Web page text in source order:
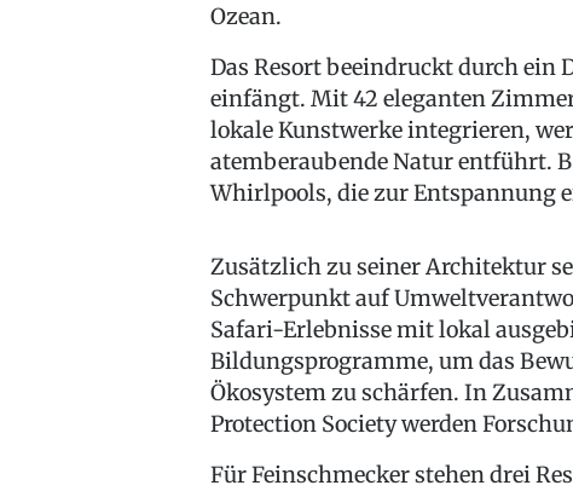
Ozean.
Das Resort beeindruckt durch ein
einfängt. Mit 42 eleganten
lokale Kunstwerke integrieren,
atemberaubende Natur entführt.
Whirlpools, die zur Entspannung
Zusätzlich zu seiner Architektur
Schwerpunkt auf
Safari-Erlebnisse mit lokal
Bildungsprogramme, um das
Ökosystem zu schärfen. In
Protection Society werden
Für Feinschmecker stehen drei